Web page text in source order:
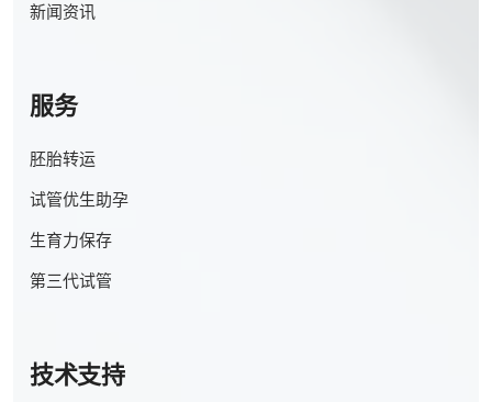
新闻资讯
服务
胚胎转运
试管优生助孕
生育力保存
第三代试管
技术支持